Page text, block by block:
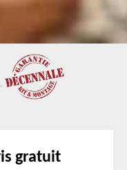
gratuit